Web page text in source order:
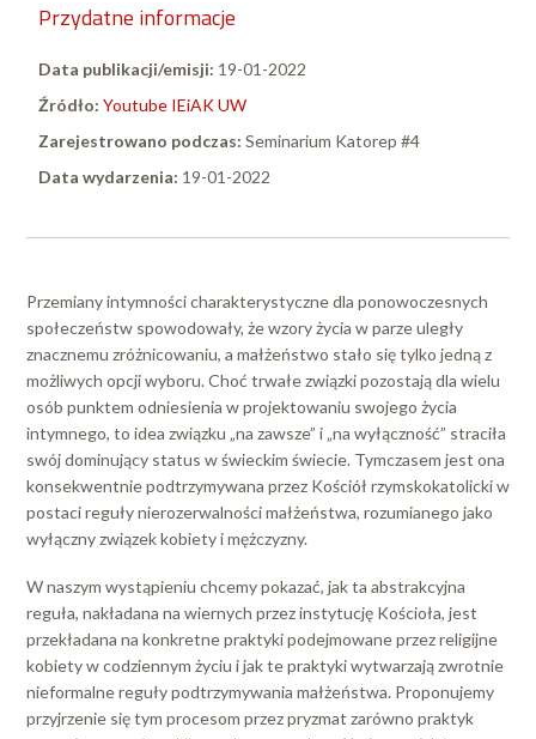
Przydatne informacje
Data publikacji/emisji: 19-01-2022
Źródło: Youtube IEiAK UW
Zarejestrowano podczas: Seminarium Katorep #4
Data wydarzenia: 19-01-2022
Przemiany intymności charakterystyczne dla ponowoczesnych
społeczeństw spowodowały, że wzory życia w parze uległy
znacznemu zróżnicowaniu, a małżeństwo stało się tylko jedną z
możliwych opcji wyboru. Choć trwałe związki pozostają dla wielu
osób punktem odniesienia w projektowaniu swojego życia
intymnego, to idea związku „na zawsze” i „na wyłączność” straciła
swój dominujący status w świeckim świecie. Tymczasem jest ona
konsekwentnie podtrzymywana przez Kościół rzymskokatolicki w
postaci reguły nierozerwalności małżeństwa, rozumianego jako
wyłączny związek kobiety i mężczyzny.
W naszym wystąpieniu chcemy pokazać, jak ta abstrakcyjna
reguła, nakładana na wiernych przez instytucję Kościoła, jest
przekładana na konkretne praktyki podejmowane przez religijne
kobiety w codziennym życiu i jak te praktyki wytwarzają zwrotnie
nieformalne reguły podtrzymywania małżeństwa. Proponujemy
przyjrzenie się tym procesom przez pryzmat zarówno praktyk